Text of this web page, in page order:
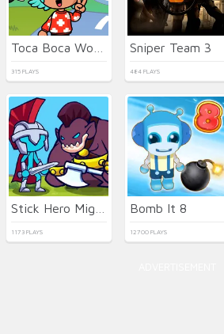
315 PLAYS
Sniper Team 3
484 PLAYS
1173 PLAYS
Bomb It 8
12700 PLAYS